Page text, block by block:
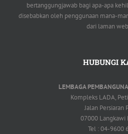
bertanggungjawab bagi apa-apa
disebabkan oleh penggunaan mana-
dari laman
HUBUNGI
LEMBAGA
Kompleks LADA,
Jalan Persiaran
07000 Langkawi
Tel : 04-9600